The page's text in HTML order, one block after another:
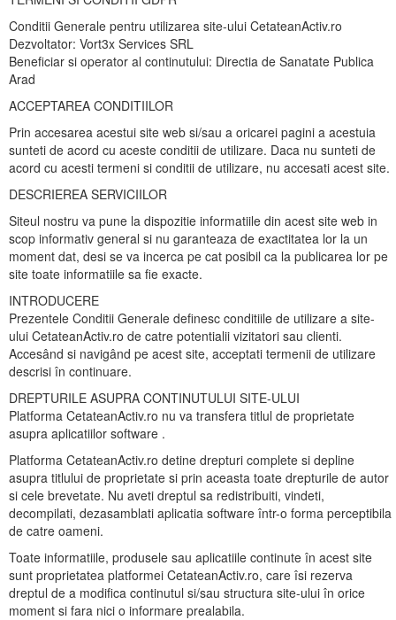
Conditii Generale pentru utilizarea site-ului CetateanActiv.ro
Dezvoltator: Vort3x Services SRL
Beneficiar si operator al continutului: Directia de Sanatate Publica
Arad
ACCEPTAREA CONDITIILOR
Prin accesarea acestui site web si/sau a oricarei pagini a acestuia
sunteti de acord cu aceste conditii de utilizare. Daca nu sunteti de
acord cu acesti termeni si conditii de utilizare, nu accesati acest site.
DESCRIEREA SERVICIILOR
Siteul nostru va pune la dispozitie informatiile din acest site web in
scop informativ general si nu garanteaza de exactitatea lor la un
moment dat, desi se va incerca pe cat posibil ca la publicarea lor pe
site toate informatiile sa fie exacte.
INTRODUCERE
Prezentele Conditii Generale definesc conditiile de utilizare a site-
ului CetateanActiv.ro de catre potentialii vizitatori sau clienti.
Accesând si navigând pe acest site, acceptati termenii de utilizare
descrisi în continuare.
DREPTURILE ASUPRA CONTINUTULUI SITE-ULUI
Platforma CetateanActiv.ro nu va transfera titlul de proprietate
asupra aplicatiilor software .
Platforma CetateanActiv.ro detine drepturi complete si depline
asupra titlului de proprietate si prin aceasta toate drepturile de autor
si cele brevetate. Nu aveti dreptul sa redistribuiti, vindeti,
decompilati, dezasamblati aplicatia software într-o forma perceptibila
de catre oameni.
Toate informatiile, produsele sau aplicatiile continute în acest site
sunt proprietatea platformei CetateanActiv.ro, care îsi rezerva
dreptul de a modifica continutul si/sau structura site-ului în orice
moment si fara nici o informare prealabila.